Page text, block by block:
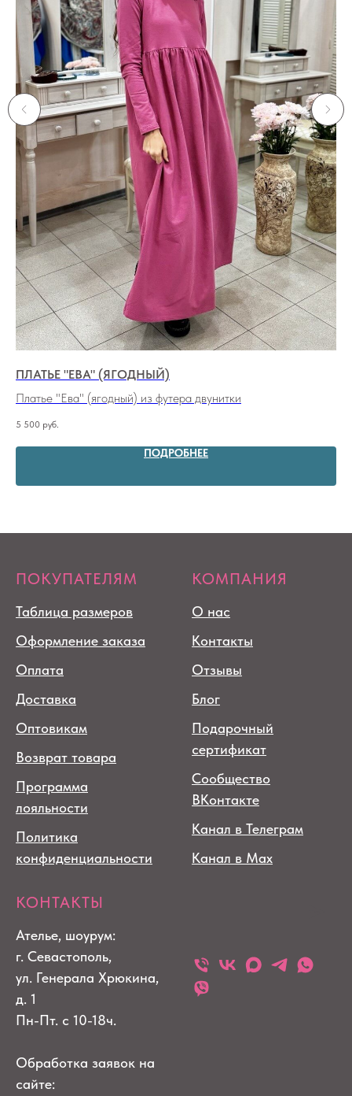
ПЛАТЬЕ "ЕВА" (ЯГОДНЫЙ)
Платье "Ева" (ягодный) из футера двунитки
5 500 руб.
ПОДРОБНЕЕ
ПОКУПАТЕЛЯМ
Таблица размеров
Оформление заказа
Оплата
Доставка
Оптовикам
Возврат товара
Программа
лояльности
Политика
конфиденциальности
КОМПАНИЯ
О нас
Контакты
Отзывы
Блог
Подарочный
сертификат
Сообщество
ВКонтакте
Канал в Телеграм
Канал в Max
КОНТАКТЫ
Ателье, шоурум:
г. Севастополь,
ул. Генерала Хрюкина,
д. 1
Пн-Пт. с 10-18ч.
Обработка заявок на
сайте: